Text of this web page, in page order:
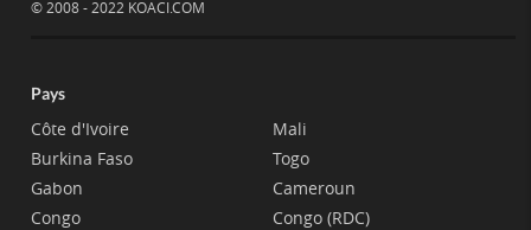
© 2008 - 2022 KOACI.COM
Pays
Côte d'Ivoire
Burkina Faso
Gabon
Congo
Mali
Togo
Cameroun
Congo (RDC)